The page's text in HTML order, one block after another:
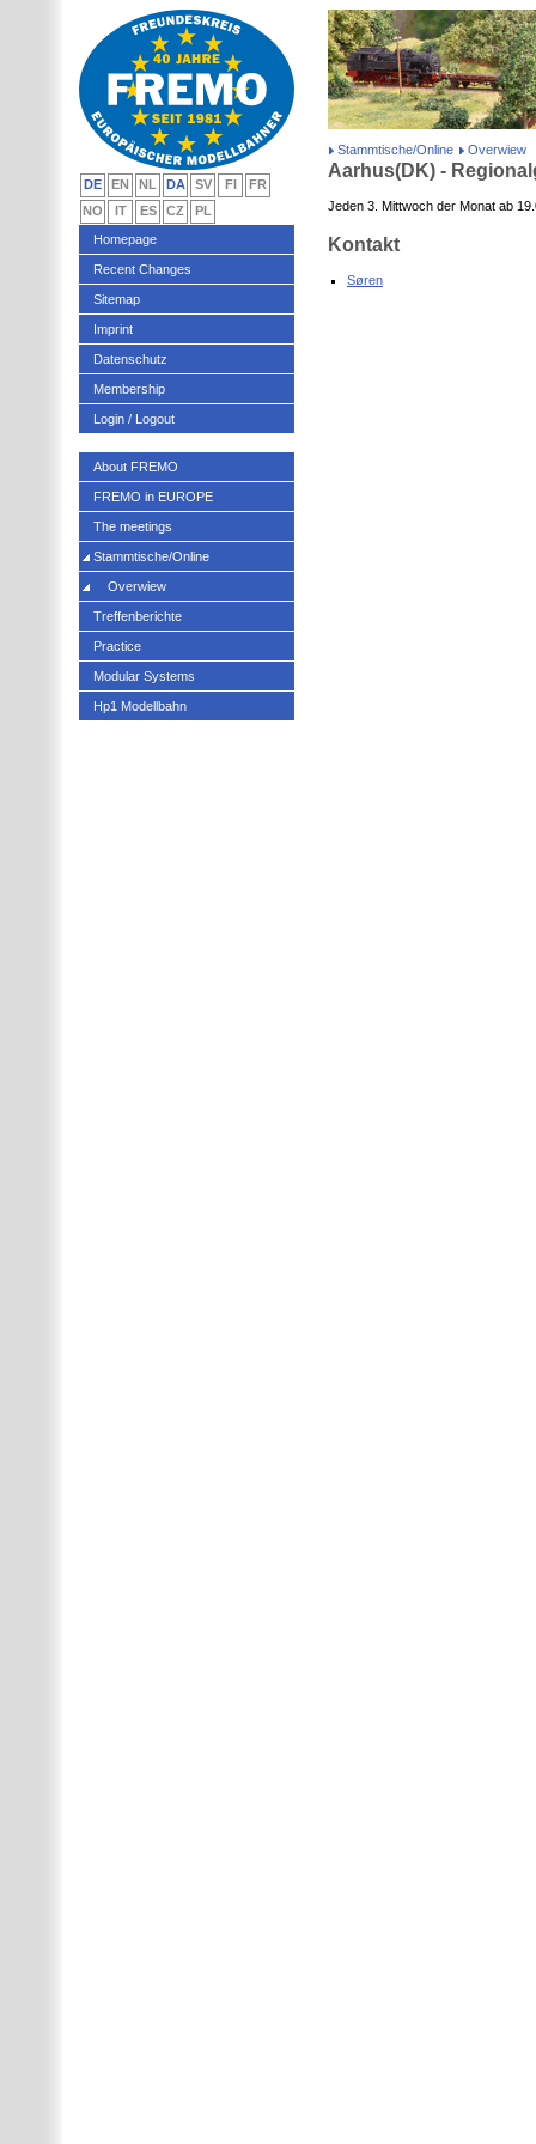
Stammtische/Online Overwiew
Aarhus(DK) -
Jeden 3. Mittwoch der Monat ab
Kontakt
Søren
DE EN NL DA SV FI
FR
NO
IT ES CZ
PL
Homepage
Recent Changes
Sitemap
Imprint
Datenschutz
Membership
Login / Logout
About FREMO
FREMO in EUROPE
The meetings
Stammtische/Online
Overwiew
Treffenberichte
Practice
Modular Systems
Hp1 Modellbahn